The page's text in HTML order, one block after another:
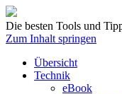
Die besten Tools und
Zum Inhalt springen
Übersicht
Technik
eBook